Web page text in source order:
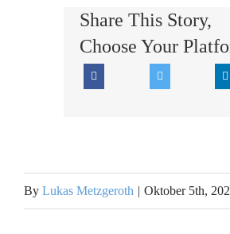
Share This Story,
Choose Your
By Lukas Metzgeroth | Oktober 5th,